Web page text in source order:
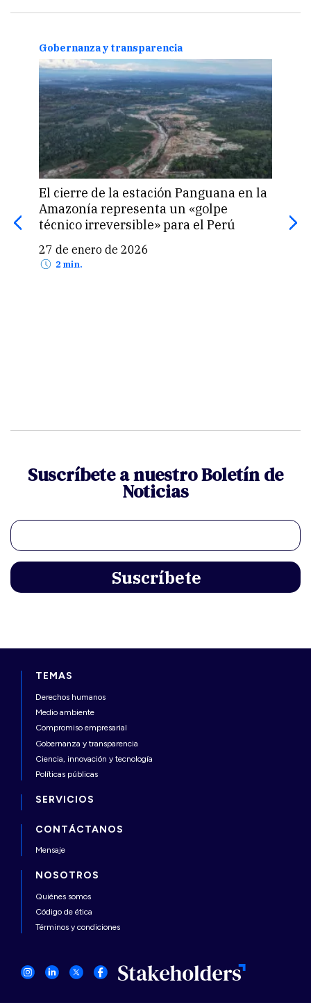
en la
«golpe
el Perú
Gobernanza y transparencia
Elecciones 2026 en Perú: ¿cuánto
pagarás si no sufragas y cumples
miembro de mesa?
Suscríbete a nuestro Boletín de
Noticias
TEMAS
Derechos humanos
Medio ambiente
Compromiso empresarial
Gobernanza y transparencia
Ciencia, innovación y tecnología
Políticas públicas
SERVICIOS
CONTÁCTANOS
Mensaje
NOSOTROS
Quiénes somos
Código de ética
Términos y condiciones